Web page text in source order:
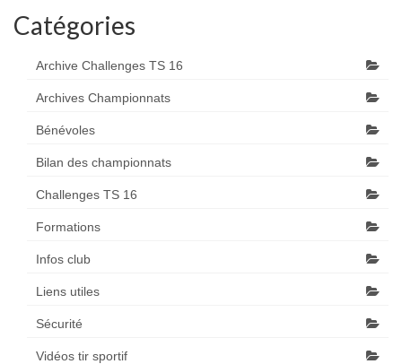
Catégories
Archive Challenges TS 16
Archives Championnats
Bénévoles
Bilan des championnats
Challenges TS 16
Formations
Infos club
Liens utiles
Sécurité
Vidéos tir sportif